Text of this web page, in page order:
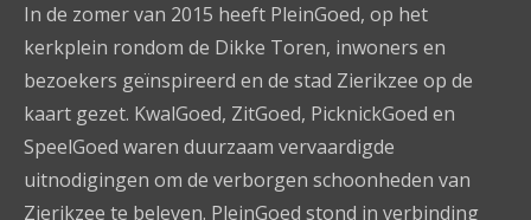
In de zomer van 2015 heeft PleinGoed, op het
kerkplein rondom de Dikke Toren, inwoners en
bezoekers geïnspireerd en de stad Zierikzee op de
kaart gezet. KwalGoed, ZitGoed, PicknickGoed en
SpeelGoed waren duurzaam vervaardigde
uitnodigingen om de verborgen schoonheden van
Zierikzee te beleven. PleinGoed stond in verbinding